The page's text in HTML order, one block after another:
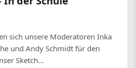
sich unsere Moderatoren Inka
und Andy Schmidt für den
Sketch...